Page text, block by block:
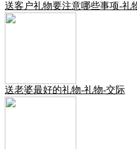
送客户礼物要注意哪些事项-礼
送老婆最好的礼物-礼物-交际